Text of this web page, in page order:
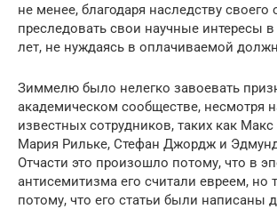
не менее, благодаря наследству своего
преследовать свои научные интересы в
лет, не нуждаясь в оплачиваемой
Зиммелю было нелегко завоевать
академическом сообществе, несмотря
известных сотрудников, таких как
Мария Рильке, Стефан Джордж и Эдмунд
Отчасти это произошло потому, что в
антисемитизма его считали евреем, но
потому, что его статьи были написаны